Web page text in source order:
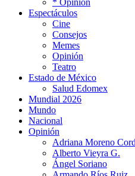
Espectáculos
Cine
Consejos
Memes
Opinión
Teatro
Estado de México
Salud Edomex
Mundial 2026
Mundo
Nacional
Opinión
Adriana Moreno
Alberto Vieyra G.
Ángel Soriano